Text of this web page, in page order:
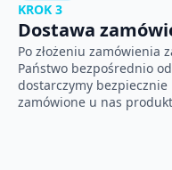
KROK 3
Dostawa
Po złożeniu zamówienia
Państwo bezpośrednio
dostarczymy
zamówione u nas